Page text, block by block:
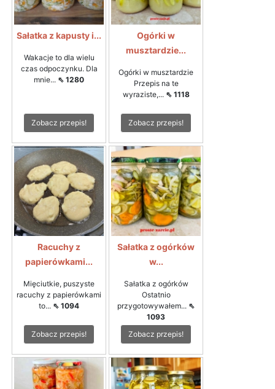
Sałatka z kapusty i...
Wakacje to dla wielu
czas odpoczynku. Dla
mnie... ⇖ 1280
Zobacz przepis!
Ogórki w
musztardzie...
Ogórki w musztardzie
Przepis na te
wyraziste,... ⇖ 1118
Zobacz przepis!
Racuchy z
papierówkami...
Mięciutkie, puszyste
racuchy z papierówkami
to... ⇖ 1094
Zobacz przepis!
Sałatka z ogórków
w...
Sałatka z ogórków
Ostatnio
przygotowywałem... ⇖
1093
Zobacz przepis!